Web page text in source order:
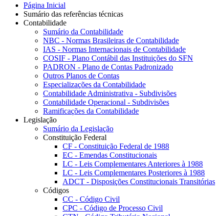
Página Inicial
Sumário das referências técnicas
Contabilidade
Sumário da Contabilidade
NBC - Normas Brasileiras de Contabilidade
IAS - Normas Internacionais de Contabilidade
COSIF - Plano Contábil das Instituições do SFN
PADRON - Plano de Contas Padronizado
Outros Planos de Contas
Especializações da Contabilidade
Contabilidade Administrativa - Subdivisões
Contabilidade Operacional - Subdivisões
Ramificações da Contabilidade
Legislação
Sumário da Legislação
Constituição Federal
CF - Constituição Federal de 1988
EC - Emendas Constitucionais
LC - Leis Complementares Anteriores à 1988
LC - Leis Complementares Posteriores à 1988
ADCT - Disposições Constitucionais Transitórias
Códigos
CC - Código Civil
CPC - Código de Processo Civil